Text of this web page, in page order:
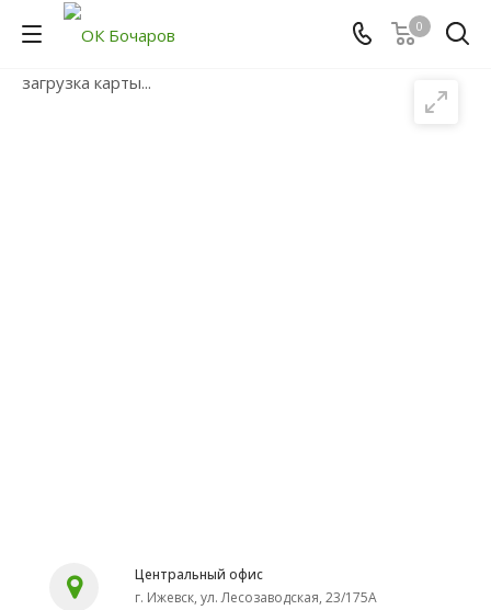
0
загрузка карты...
Центральный офис
г. Ижевск, ул. Лесозаводская, 23/175А